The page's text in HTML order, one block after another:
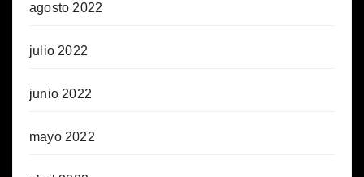
agosto 2022
julio 2022
junio 2022
mayo 2022